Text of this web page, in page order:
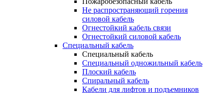
Не распространяющий горения
силовой кабель
Огнестойкий кабель связи
Огнестойкий силовой кабель
Специальный кабель
Специальный кабель
Специальный одножильный кабель
Плоский кабель
Спиральный кабель
Кабели для лифтов и подъемников